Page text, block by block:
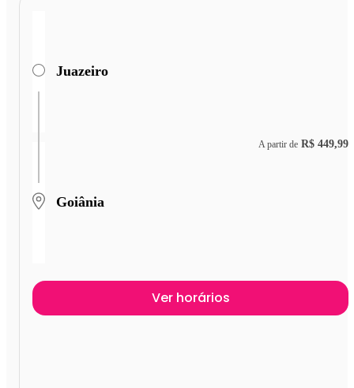
Juazeiro
Goiânia
A partir de R$ 449,99
Ver horários